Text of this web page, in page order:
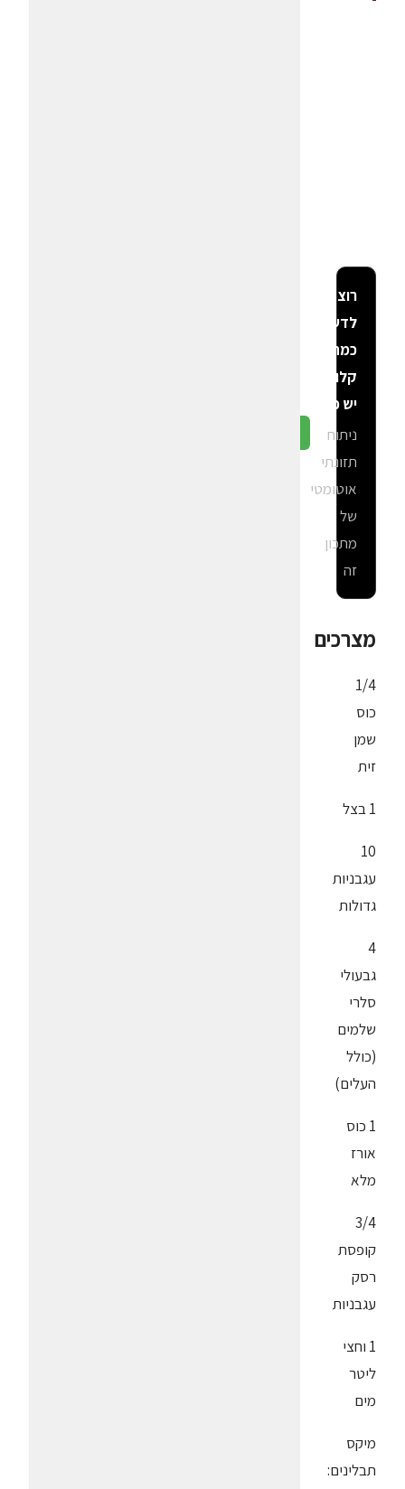
רוצה
לדעת
כמה
קלוריות
יש פה?
ניתוח
תזונתי
אוטומטי
של
מתכון
זה
מצרכים
1/4
כוס
שמן
זית
1 בצל
10
עגבניות
גדולות
4
גבעולי
סלרי
שלמים
(כולל
העלים)
1 כוס
אורז
מלא
3/4
קופסת
רסק
עגבניות
1 וחצי
ליטר
מים
מיקס
תבלינים: